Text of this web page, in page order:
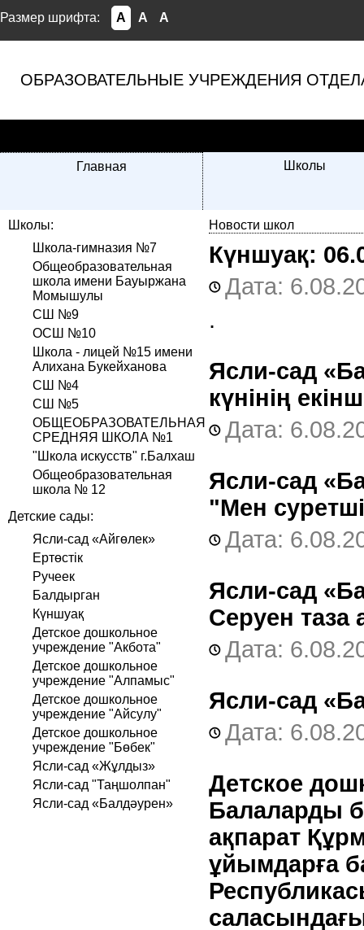
Размер шрифта: A A A
ОБРАЗОВАТЕЛЬНЫЕ УЧРЕЖДЕНИЯ
Главная Школы
Школы:
Школа-гимназия №7
Общеобразовательная
школа имени Бауыржана
Момышулы
СШ №9
ОСШ №10
Школа - лицей №15 имени
Алихана Букейханова
СШ №4
СШ №5
ОБЩЕОБРАЗОВАТЕЛЬНАЯ
СРЕДНЯЯ ШКОЛА №1
"Школа искусств" г.Балхаш
Общеобразовательная
школа № 12
Детские сады:
Ясли-сад «Айгөлек»
Ертөстік
Ручеек
Балдырган
Күншуақ
Детское дошкольное
учреждение "Акбота"
Детское дошкольное
учреждение "Алпамыс"
Детское дошкольное
учреждение "Айсулу"
Детское дошкольное
учреждение "Бөбек"
Ясли-сад «Жұлдыз»
Ясли-сад "Таңшолпан"
Ясли-сад «Балдәурен»
Новости школ
Күншуақ:
Дата:
.
Ясли-сад
күнінің
Дата:
Ясли-сад
"Мен
Дата:
Ясли-сад
Серуен таза
Дата:
Ясли-сад
Дата:
Детское
Балаларды
ақпарат
ұйымдарға